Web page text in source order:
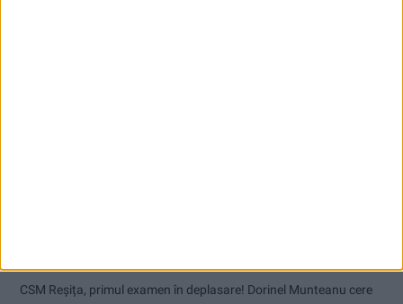
CSM Reșița, primul examen în deplasare! Dorinel Munteanu cere